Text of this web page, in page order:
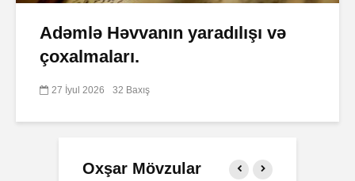
Adəmlə Həvvanın yaradılışı və
çoxalmaları.
27 İyul 2026 32 Baxış
Oxşar Mövzular